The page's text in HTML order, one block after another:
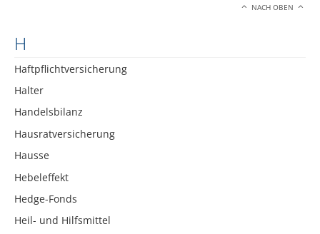
NACH OBEN
H
Haftpflichtversicherung
Halter
Handelsbilanz
Hausratversicherung
Hausse
Hebeleffekt
Hedge-Fonds
Heil- und Hilfsmittel